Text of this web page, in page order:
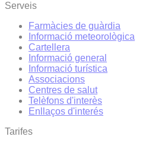
Serveis
Farmàcies de guàrdia
Informació meteorològica
Cartellera
Informació general
Informació turística
Associacions
Centres de salut
Telèfons d'interès
Enllaços d'interés
Tarifes